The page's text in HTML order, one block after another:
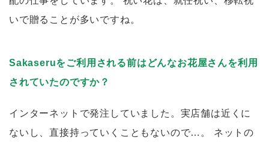
いで贈ることが多いですね。
Sakaseruをご利用される前はどんなお花屋さんを利用
されていたのですか？
インターネットで発注していました。実店舗は近くに
ないし、直接持っていくこともないので…。 ネットの